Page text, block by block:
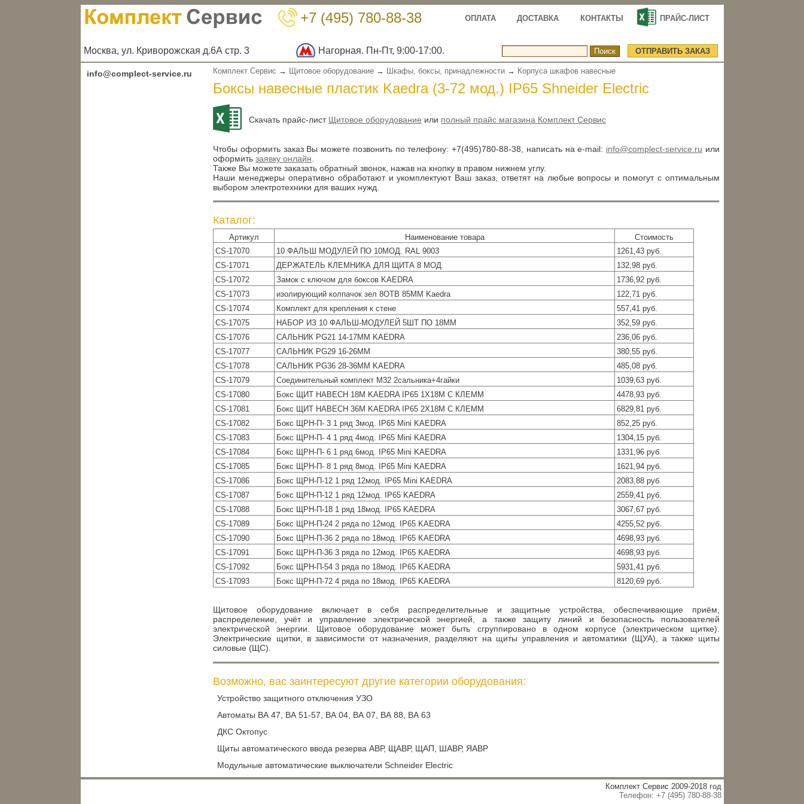
+7 (495) 780-88-38 ОПЛАТА ДОСТАВКА КОНТАКТЫ ПРАЙС-ЛИСТ
Москва, ул. Криворожская д.6А стр. 3 Нагорная. Пн-Пт, 9:00-17:00. ОТПРАВИТЬ ЗАКАЗ
info@complect-service.ru Комплект Сервис → Щитовое оборудование → Шкафы, боксы, принадлежности → Корпуса шкафов навесные
Боксы навесные пластик Kaedra (3-72 мод.) IP65 Shneider Electric
Скачать прайс-лист Щитовое оборудование или полный прайс магазина Комплект Сервис
Чтобы оформить заказ Вы можете позвонить по телефону:+7(495)780-88-38 , написать на e-mail: info@complect-service.ru или
оформитьзаявку онлайн
Также Вы можете заказать обратный звонок, нажав на кнопку в правом нижнем углу.
Наши менеджеры оперативно обработают и укомплектуют Ваш заказ, ответят на любые вопросы и помогут с оптимальным
выбором электротехники для ваших нужд.
Каталог:
Артикул Наименование товара
Стоимость
CS-17070
10 ФАЛЬШ МОДУЛЕЙ ПО 10МОД. RAL 9003
1261,43 руб.
CS-17071
ДЕРЖАТЕЛЬ КЛЕМНИКА ДЛЯ ЩИТА 8 МОД.
132,98 руб.
CS-17072
Замок с ключом для боксов KAEDRA
1736,92 руб.
CS-17073
изолирующий колпачок зел 8ОТВ 85ММ Kaedra
122,71 руб.
CS-17074
Комплект для крепления к стене
557,41 руб.
CS-17075
НАБОР ИЗ 10 ФАЛЬШ-МОДУЛЕЙ 5ШТ ПО 18ММ
352,59 руб.
CS-17076
САЛЬНИК PG21 14-17ММ KAEDRA
236,06 руб.
CS-17077
САЛЬНИК PG29 16-26ММ
380,55 руб.
CS-17078
САЛЬНИК PG36 28-36ММ KAEDRA
485,08 руб.
CS-17079
Соединительный комплект M32 2сальника+4гайки
1039,63 руб.
CS-17080
Бокс ЩИТ НАВЕСН 18М KAEDRA IP65 1Х18М С КЛЕММ
4478,93 руб.
CS-17081
Бокс ЩИТ НАВЕСН 36М KAEDRA IP65 2Х18М С КЛЕММ
6829,81 руб.
CS-17082
Бокс ЩРН-П- 3 1 ряд 3мод. IP65 Mini KAEDRA
852,25 руб.
CS-17083
Бокс ЩРН-П- 4 1 ряд 4мод. IP65 Mini KAEDRA
1304,15 руб.
CS-17084
Бокс ЩРН-П- 6 1 ряд 6мод. IP65 Mini KAEDRA
1331,96 руб.
CS-17085
Бокс ЩРН-П- 8 1 ряд 8мод. IP65 Mini KAEDRA
1621,94 руб.
CS-17086
Бокс ЩРН-П-12 1 ряд 12мод. IP65 Mini KAEDRA
2083,88 руб.
CS-17087
Бокс ЩРН-П-12 1 ряд 12мод. IP65 KAEDRA
2559,41 руб.
CS-17088
Бокс ЩРН-П-18 1 ряд 18мод. IP65 KAEDRA
3067,67 руб.
CS-17089
Бокс ЩРН-П-24 2 ряда по 12мод. IP65 KAEDRA
4255,52 руб.
CS-17090
Бокс ЩРН-П-36 2 ряда по 18мод. IP65 KAEDRA
4698,93 руб.
CS-17091
Бокс ЩРН-П-36 3 ряда по 12мод. IP65 KAEDRA
4698,93 руб.
CS-17092
Бокс ЩРН-П-54 3 ряда по 18мод. IP65 KAEDRA
5931,41 руб.
CS-17093
Бокс ЩРН-П-72 4 ряда по 18мод. IP65 KAEDRA 8120,69 руб.
Щитовое оборудование включает в себя распределительные и защитные устройства, обеспечивающие приём,
распределение, учёт и управление электрической энергией, а также защиту линий и безопасность пользователей
электрической энергии. Щитовое оборудование может быть сгруппировано в одном корпусе (электрическом щитке).
Электрические щитки, в зависимости от назначения, разделяют на щиты управления и автоматики (ЩУА), а также щиты
силовые (ЩС).
Возможно, вас заинтересуют другие категории оборудования:
Устройство защитного отключения УЗО
Автоматы ВА 47, ВА 51-57, ВА 04, ВА 07, ВА 88, ВА 63
ДКС Октопус
Щиты автоматического ввода резерва АВР, ЩАВР, ЩАП, ШАВР, ЯАВР
Модульные автоматические выключатели Schneider Electric
Комплект Сервис 2009-2018 год
Телефон: +7 (495) 780-88-38